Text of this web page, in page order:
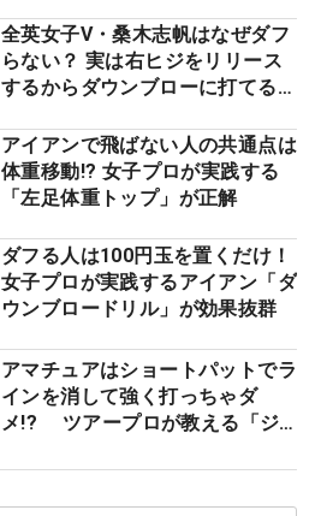
全英女子V・桑木志帆はなぜダフ
らない？ 実は右ヒジをリリース
するからダウンブローに打てる #
アイアンで飛ばない人の共通点は
体重移動!? 女子プロが実践する
「左足体重トップ」が正解
ダフる人は100円玉を置くだけ！
女子プロが実践するアイアン「ダ
ウンブロードリル」が効果抜群
アマチュアはショートパットでラ
インを消して強く打っちゃダ
メ!? ツアープロが教える「ジ
減するワケ